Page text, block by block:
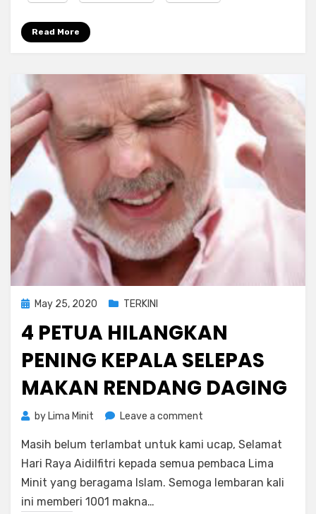
Read More
PostedMay 25, 2020 TERKINI
4 PETUA HILANGKAN
PENING KEPALA SELEPAS
MAKAN RENDANG DAGING
by Lima Minit Leave a comment
Petua
Hilangkan
Pening
Masih belum terlambat untuk kami ucap, Selamat
Hari Raya Aidilfitri kepada semua pembaca Lima
Minit yang beragama Islam. Semoga lembaran kali
ini memberi 1001 makna…